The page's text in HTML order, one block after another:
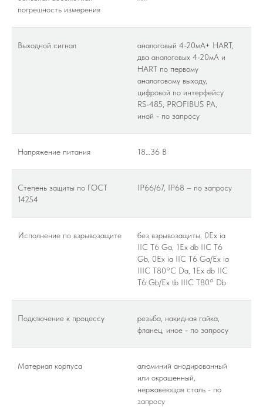
погрешность измерения
Выходной сигнал
аналоговый 4-20мА+ HART,
два аналоговых 4-20мА и
HART по первому
аналоговому выходу,
цифровой по интерфейсу
RS-485, PROFIBUS PA,
иной - по запросу
Напряжение питания 18…36 В
Степень защиты по ГОСТ
14254
IP66/67, IP68 – по запросу
Исполнение по взрывозащите
без взрывозащиты, 0Ex ia
IIC T6 Ga, 1Ex db IIC T6
Gb, 0Ex ia IIC T6 Ga/Ex ia
IIIC T80°C Da, 1Ex db IIC
T6 Gb/Ex tb IIIC T80° Db
Подключение к процессу
резьба, накидная гайка,
фланец, иное - по запросу
Материал корпуса
алюминий анодированный
или окрашенный,
нержавеющая сталь - по
запросу